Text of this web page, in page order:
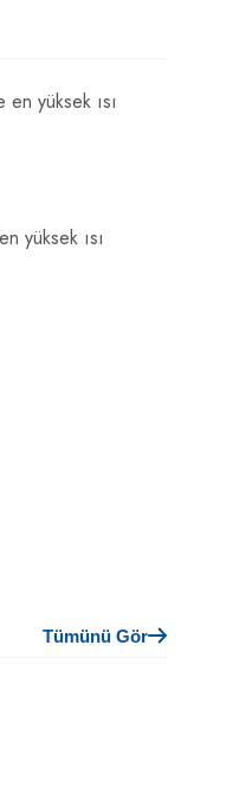
yüksek ısı
yüksek ısı
Tümünü Gör